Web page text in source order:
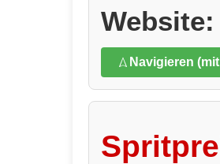
Website:
Navigieren